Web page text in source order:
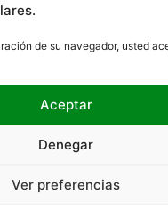
de su navegador, usted
Aceptar
Denegar
Ver preferencias
DÓNDE ESTAMOS